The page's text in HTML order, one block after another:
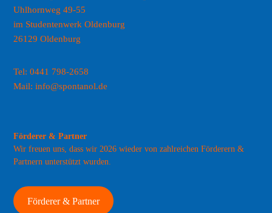
Uhlhornweg 49-55
im Studentenwerk Oldenburg
26129 Oldenburg
Tel: 0441 798-2658
Mail: info@spontanol.de
Förderer & Partner
Wir freuen uns, dass wir 2026 wieder von zahlreichen Förderern &
Partnernunterstützt wurden.
Förderer & Partner